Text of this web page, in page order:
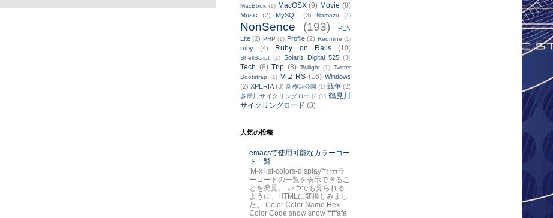
MacBook (1) MacOSX (9) Movie (8)
Music (2) MySQL (3) Namazu (1)
NonSence (193)
PEN
Lite (2) PHP (1) Profile (2) Redmine (1)
ruby (4) Ruby on Rails (10)
ShellScript (1) Solaris Digital 525 (3)
Tech (8) Trip (8) Twilight (1) Twitter
Bootstrap (1) Vitz RS (16) Windows
(2) XPERIA (3) 新横浜公園 (1) 戦争 (2)
多摩川サイクリングロード (1) 鶴見川
サイクリングロード (8)
人気の投稿
emacsで使用可能なカラーコー
ド一覧
'M-x list-colors-display"でカラ
ーコードの一覧を表示できるこ
とを発見。 いつでも見られる
ように、HTMLに変換しみまし
た。 Color Color Name Hex
Color Code snow snow #fffafa